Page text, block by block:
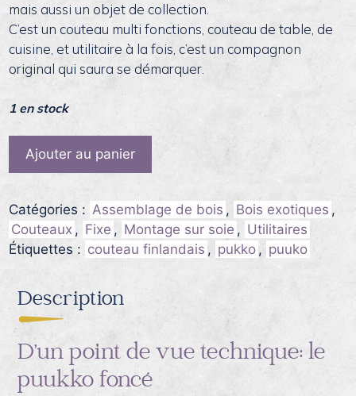
mais aussi un objet de collection.
C’est un couteau multi fonctions, couteau de table, de
cuisine, et utilitaire à la fois, c’est un compagnon
original qui saura se démarquer.
1 en stock
quantité
Naalien
83,
le
verte
Ajouter au panier
Catégories : Assemblage de bois , Bois exotiques ,
Couteaux , Fixe , Montage sur soie , Utilitaires
Étiquettes : couteau finlandais , pukko , puuko
Description
D’un point de vue technique: le
puukko foncé